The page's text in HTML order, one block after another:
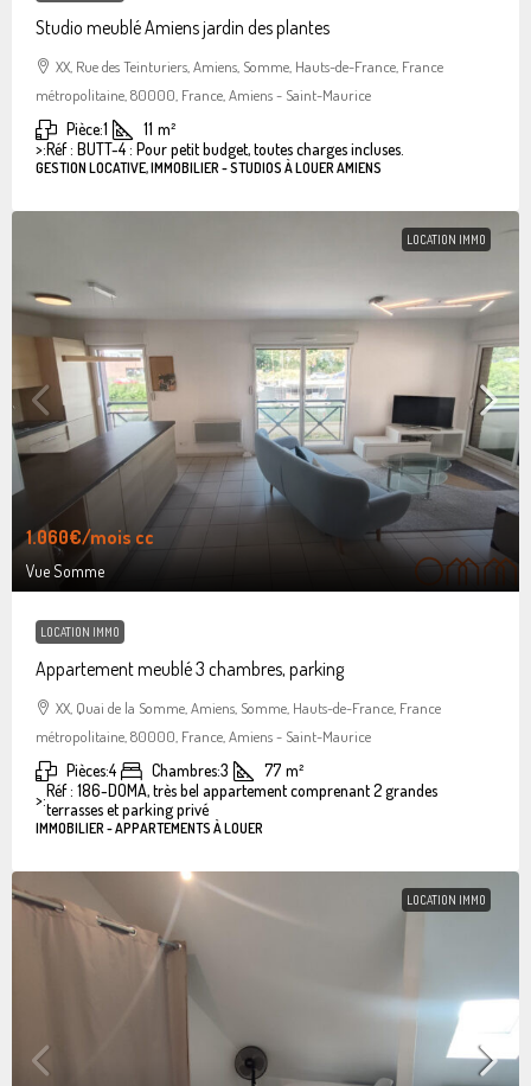
Studio meublé Amiens jardin des plantes
XX, Rue des Teinturiers, Amiens, Somme, Hauts-de-France, France
métropolitaine, 80000, France, Amiens - Saint-Maurice
Pièce:1 11 m²
>:Réf : BUTT-4 : Pour petit budget, toutes charges incluses.
GESTION LOCATIVE, IMMOBILIER - STUDIOS À LOUER AMIENS
LOCATION IMMO
1.060€/mois cc
Vue Somme
LOCATION IMMO
Appartement meublé 3 chambres, parking
XX, Quai de la Somme, Amiens, Somme, Hauts-de-France, France
métropolitaine, 80000, France, Amiens - Saint-Maurice
Pièces:4 Chambres:3 77 m²
>:Réf : 186-DOMA, très bel appartement comprenant 2 grandes
terrasses et parking privé
IMMOBILIER - APPARTEMENTS À LOUER
LOCATION IMMO